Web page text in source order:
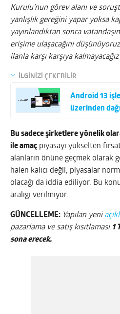
Kurulu’nun görev alanı ve
yanlışlık gereğini yapar yoksa
yayınlandıktan sonra
erişime ulaşacağını
ilanla karşı karşıya
İLGİNİZİ ÇEKEBİLİR
Android 13
üzerinden
Bu sadece şirketlere yönelik
ile amaç piyasayı yükselten
alanların önüne geçmek olarak
halen kalıcı değil, piyasalar
olacağı da iddia ediliyor. Bu
aralığı verilmiyor.
GÜNCELLEME: Yapılan yeni
pazarlama ve satış kısıtlaması 1
sona erecek.